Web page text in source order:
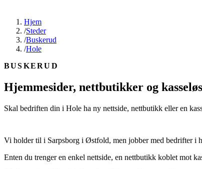
Hjem
/Steder
/Buskerud
/Hole
BUSKERUD
Hjemmesider, nettbutikker og
Skal bedriften din i Hole ha ny nettside, nettbutikk eller en
Vi holder til i Sarpsborg i Østfold, men jobber med bedrifter i
Enten du trenger en enkel nettside, en nettbutikk koblet mot